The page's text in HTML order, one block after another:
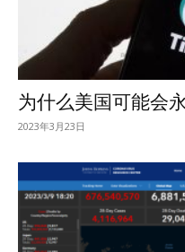
为什么美国可能会
2023年3月23日